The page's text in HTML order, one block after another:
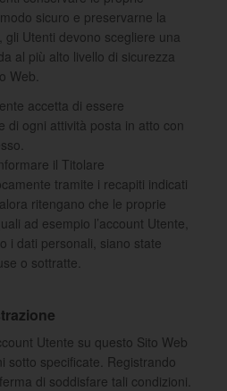
sicuro e preservarne la
gli Utenti devono scegliere una
al più alto livello di sicurezza
Web.
accetta di essere
di ogni attività posta in atto con
il Titolare
tramite i recapiti indicati
ritengano che le proprie
ad esempio l’account Utente,
i dati personali, siano state
o sottratte.
Utente su questo Sito Web
sotto specificate. Registrando
di soddisfare tali condizioni.